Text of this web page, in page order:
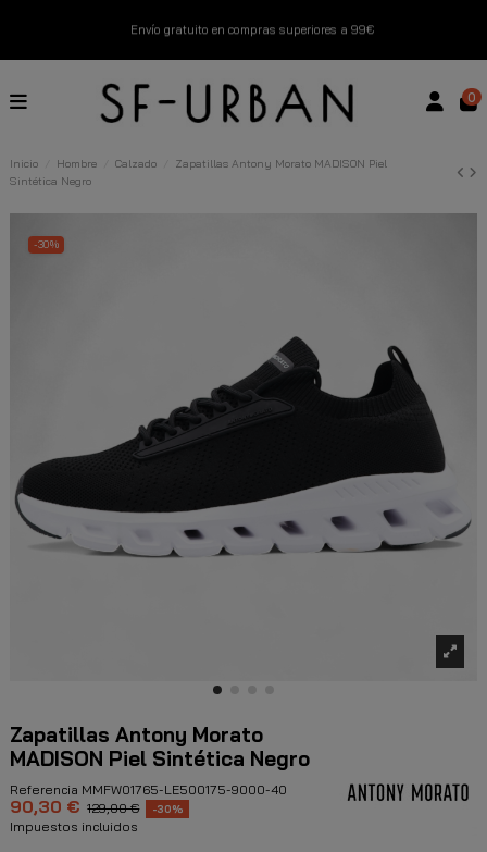
Envío gratuito en compras superiores a 99€
Nuevos productos disponibles esta semana
0
Inicio Hombre Calzado
Zapatillas Antony Morato MADISON Piel
Sintética Negro
-30%
Zapatillas Antony Morato
MADISON Piel Sintética Negro
Referencia MMFW01765-LE500175-9000-40
90,30 € 129,00 € -30%
Impuestos incluidos